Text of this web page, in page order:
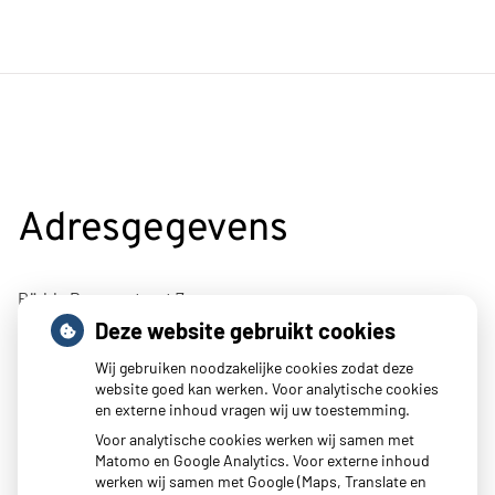
Adresgegevens
Rädda Barnenstraat 7
4695BJ Sint-Maartensdijk
0166 662400
info@mcpluimpot.nl
Deze website gebruikt cookies
Wij gebruiken noodzakelijke cookies zodat deze
website goed kan werken. Voor analytische cookies
en externe inhoud vragen wij uw toestemming.
Voor analytische cookies werken wij samen met
Matomo en Google Analytics. Voor externe inhoud
werken wij samen met Google (Maps, Translate en